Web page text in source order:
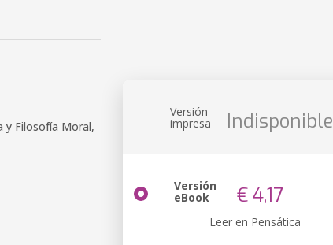
y Filosofía Moral,
Versión
impresa Indisponible
Versión
eBook € 4,17
Leer en Pensática